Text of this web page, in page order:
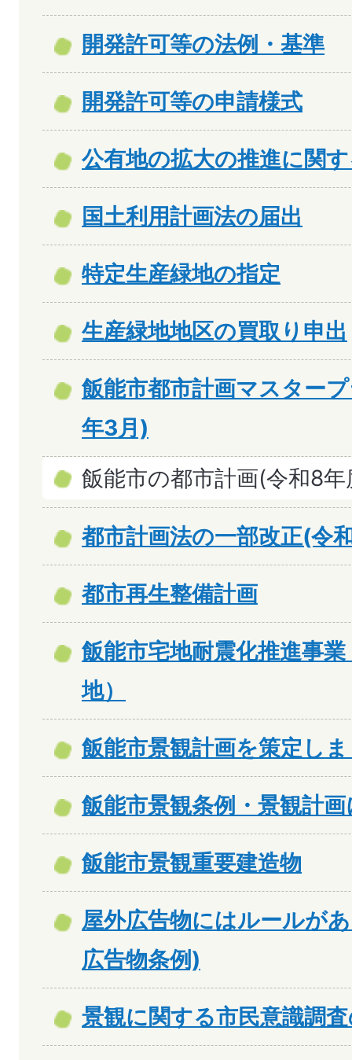
開発許可等の法例・基準
開発許可等の申請様式
公有地の拡大の推進に関
国土利用計画法の届出
特定生産緑地の指定
生産緑地地区の買取り申出
飯能市都市計画マスター
年3月)
飯能市の都市計画(令和8年
都市計画法の一部改正(令
都市再生整備計画
飯能市宅地耐震化推進事
地）
飯能市景観計画を策定し
飯能市景観条例・景観計
飯能市景観重要建造物
屋外広告物にはルールが
広告物条例)
景観に関する市民意識調